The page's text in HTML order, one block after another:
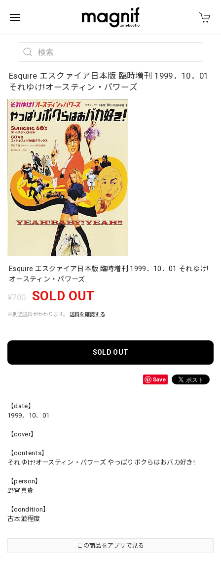
Esquire エスクァイア日本版 臨時増刊 1999．10．01
それゆけ!オースティン・パワーズ
Esquire エスクァイア日本版 臨時増刊 1999．10．01 それゆけ!
オースティン・パワーズ
¥700 SOLD OUT
※別途送料がかかります。 送料を確認する
SOLD OUT
Save
【date】
1999．10．01
【cover】
【contents】
それゆけ!オースティン・パワーズ やっぱりボクらはおバカ好き!
【person】
野宮真貴
【condition】
古本並程度
この商品をアプリで見る